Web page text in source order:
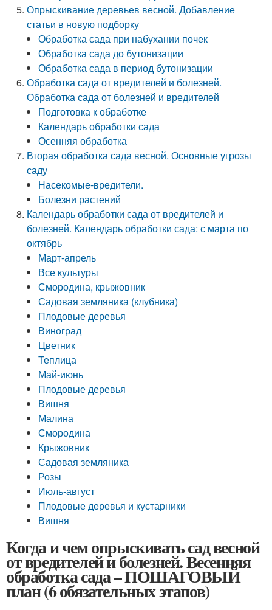
Опрыскивание деревьев весной. Добавление
статьи в новую подборку
Обработка сада при набухании почек
Обработка сада до бутонизации
Обработка сада в период бутонизации
Обработка сада от вредителей и болезней.
Обработка сада от болезней и вредителей
Подготовка к обработке
Календарь обработки сада
Осенняя обработка
Вторая обработка сада весной. Основные угрозы
саду
Насекомые-вредители.
Болезни растений
Календарь обработки сада от вредителей и
болезней. Календарь обработки сада: с марта по
октябрь
Март-апрель
Все культуры
Смородина, крыжовник
Садовая земляника (клубника)
Плодовые деревья
Виноград
Цветник
Теплица
Май-июнь
Плодовые деревья
Вишня
Малина
Смородина
Крыжовник
Садовая земляника
Розы
Июль-август
Плодовые деревья и кустарники
Вишня
Когда и чем опрыскивать сад весной
от вредителей и болезней. Весенняя
обработка сада – ПОШАГОВЫЙ
план (6 обязательных этапов)